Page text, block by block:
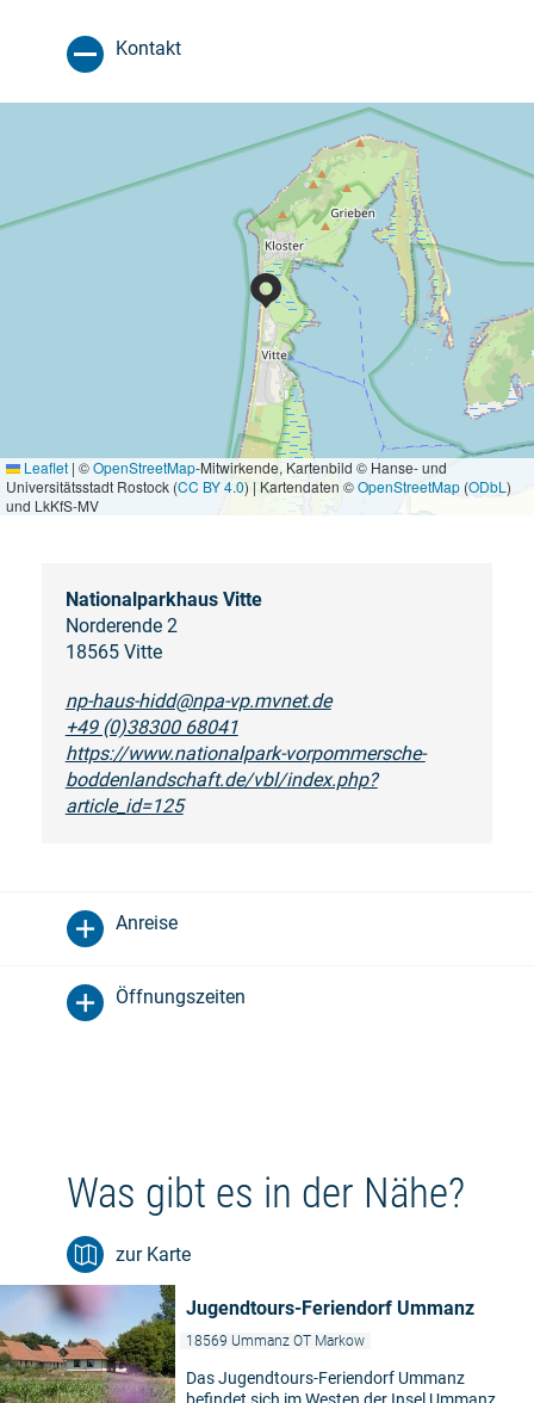
Kontakt
Leaflet | ©OpenStreetMap-Mitwirkende, Kartenbild © Hanse- und
Universitätsstadt Rostock (CC BY 4.0) | Kartendaten ©OpenStreetMap (ODbL )
und LkKfS-MV
Nationalparkhaus Vitte
Norderende 2
18565 Vitte
np-haus-hidd@npa-vp.mvnet.de
+49 (0)38300 68041
https://www.nationalpark-vorpommersche-
boddenlandschaft.de/vbl/index.php?
article_id=125
Anreise
Öffnungszeiten
Was gibt es in der Nähe?
zur Karte
Jugendtours-Feriendorf Ummanz
18569 Ummanz OT Markow
Das Jugendtours-Feriendorf Ummanz